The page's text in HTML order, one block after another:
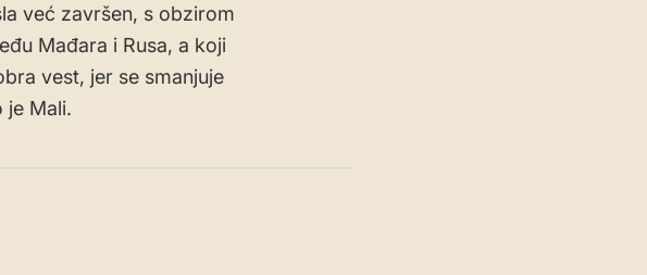
već završen, s obzirom
Mađara i Rusa, a koji
vest, jer se smanjuje
je Mali.